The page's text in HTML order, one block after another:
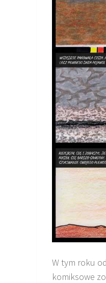
W tym roku
komiksowe